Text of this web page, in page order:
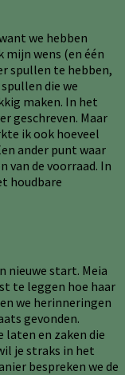
we hebben
mijn wens (en één
spullen te hebben,
die we
maken. In het
geschreven. Maar
ik ook hoeveel
ander punt waar
van de voorraad. In
houdbare
nieuwe start. Meia
te leggen hoe haar
we herinneringen
gevonden.
laten en zaken die
je straks in het
bespreken we de